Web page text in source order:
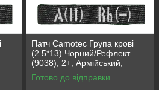
Патч Camotec Група крові
(2.5*13) Чорний/Рефлект
(9038), 2+, Армійський,
Мілітарі, ЗСУ, Кордура
Готово до відправки